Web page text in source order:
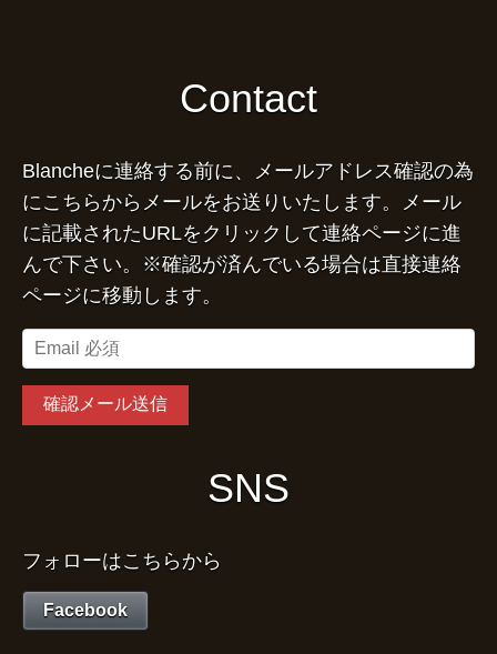
Contact
Blancheに連絡する前に、メールアドレス確認の為
にこちらからメールをお送りいたします。メール
に記載されたURLをクリックして連絡ページに進
んで下さい。※確認が済んでいる場合は直接連絡
ページに移動します。
SNS
フォローはこちらから
Facebook